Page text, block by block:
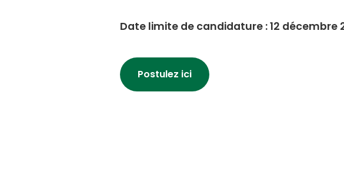
Date limite de candidature : 12 décembre
Postulez ici